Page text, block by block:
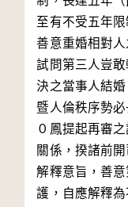
至有不受五年
善意重婚相對
試問第三人豈
決之當事人結
暨人倫秩序勢
０鳳提起再審
關係，揆諸前
解釋意旨，善
護，自應解釋